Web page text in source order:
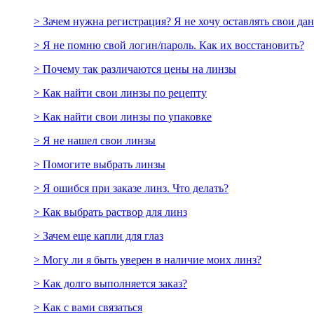
> Зачем нужна регистрация? Я не хочу оставлять свои
> Я не помню свой логин/пароль. Как их восстановить?
> Почему так различаются цены на линзы
> Как найти свои линзы по рецепту
> Как найти свои линзы по упаковке
> Я не нашел свои линзы
> Помогите выбрать линзы
> Я ошибся при заказе линз. Что делать?
> Как выбрать раствор для линз
> Зачем еще капли для глаз
> Могу ли я быть уверен в наличие моих линз?
> Как долго выполняется заказ?
> Как с вами связаться